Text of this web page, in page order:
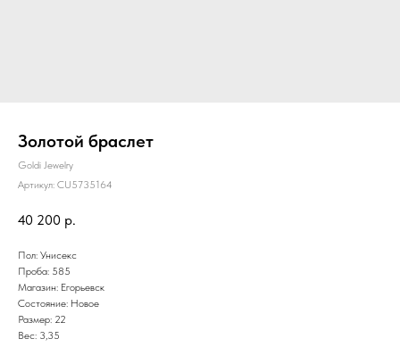
Золотой браслет
Goldi Jewelry
Артикул: CU5735164
40 200 р.
Пол: Унисекс
Проба: 585
Магазин: Егорьевск
Состояние: Новое
Размер: 22
Вес: 3,35